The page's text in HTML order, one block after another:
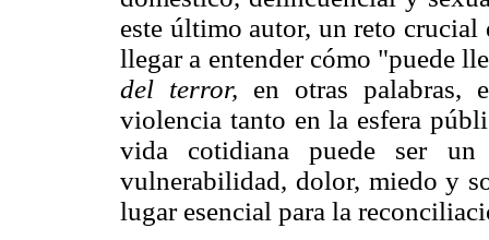
este último autor, un reto
llegar a entender cómo "puede
del terror, en otras palabras,
violencia tanto en la esfera
vida cotidiana puede ser un
vulnerabilidad, dolor, miedo y
lugar esencial para la